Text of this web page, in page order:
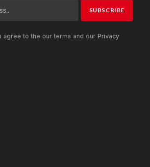
agree to the our terms and our Privacy